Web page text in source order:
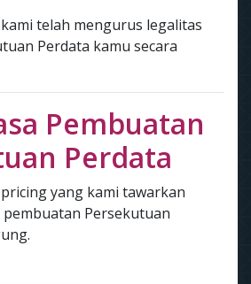
telah mengurus legalitas
Perdata kamu secara
Pembuatan
Perdata
yang kami tawarkan
Persekutuan